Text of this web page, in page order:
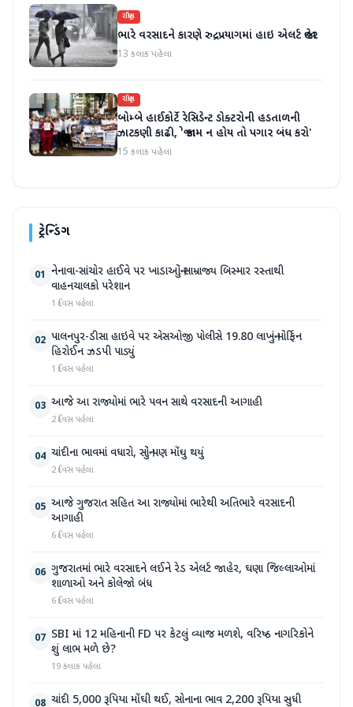
રાષ્ટ્રીય
ભારે વરસાદને કારણે રુદ્રપ્રયાગમાં હાઇ એલર્ટ જાહેર
13 કલાક પહેલા
રાષ્ટ્રીય
બોમ્બે હાઈકોર્ટે રેસિડેન્ટ ડોક્ટરોની હડતાળની
ઝાટકણી કાઢી, 'જો કામ ન હોય તો પગાર બંધ કરો'
15 કલાક પહેલા
ટ્રેન્ડિંગ
01 નેનાવા-સાંચોર હાઈવે પર ખાડાઓનું સામ્રાજ્ય બિસ્માર રસ્તાથી
વાહનચાલકો પરેશાન
1 દિવસ પહેલા
02 પાલનપુર-ડીસા હાઇવે પર એસઓજી પોલીસે 19.80 લાખનું મોર્ફિન
હિરોઈન ઝડપી પાડ્યું
1 દિવસ પહેલા
03 આજે આ રાજ્યોમાં ભારે પવન સાથે વરસાદની આગાહી
2 દિવસ પહેલા
04 ચાંદીના ભાવમાં વધારો, સોનું પણ મોંઘુ થયું
2 દિવસ પહેલા
05 આજે ગુજરાત સહિત આ રાજ્યોમાં ભારેથી અતિભારે વરસાદની
આગાહી
6 દિવસ પહેલા
06 ગુજરાતમાં ભારે વરસાદને લઈને રેડ એલર્ટ જાહેર, ઘણા જિલ્લાઓમાં
શાળાઓ અને કોલેજો બંધ
6 દિવસ પહેલા
07 SBI માં 12 મહિનાની FD પર કેટલું વ્યાજ મળશે, વરિષ્ઠ નાગરિકોને
શું લાભ મળે છે?
19 કલાક પહેલા
08 ચાંદી 5,000 રૂપિયા મોંઘી થઈ, સોનાના ભાવ 2,200 રૂપિયા સુધી